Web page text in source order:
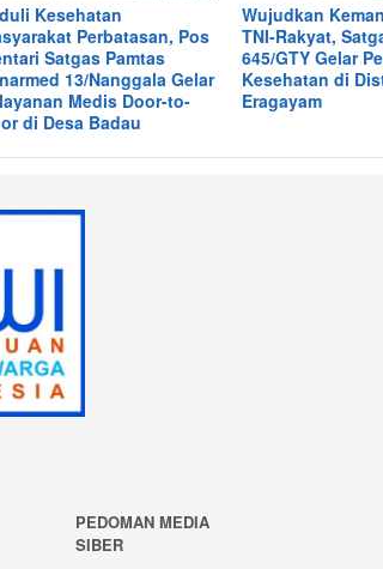
Kesehatan
Perbatasan, Pos
Satgas Pamtas
13/Nanggala Gelar
Medis Door-to-
di Desa Badau
Wujudkan
TNI-Rakyat,
645/GTY Gelar
Kesehatan di
Eragayam
PEDOMAN MEDIA
SIBER